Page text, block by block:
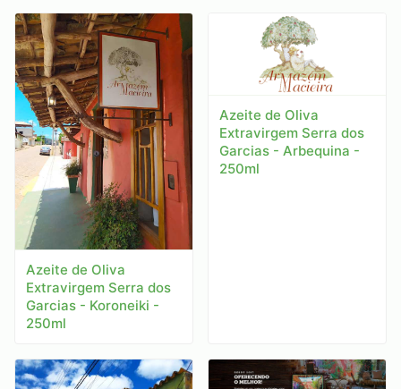
Azeite de Oliva
Extravirgem Serra dos
Garcias - Koroneiki -
250ml
Azeite de Oliva
Extravirgem Serra dos
Garcias - Arbequina -
250ml